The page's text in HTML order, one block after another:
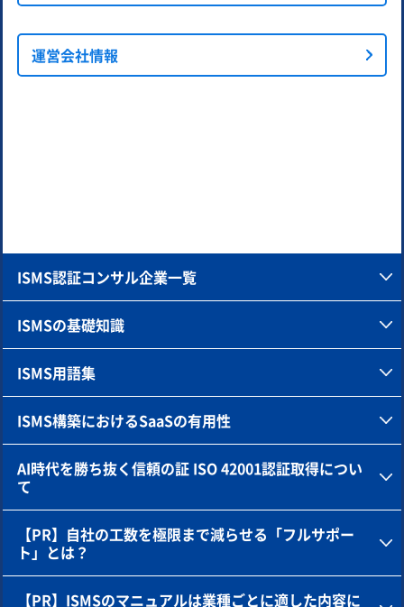
運営会社情報
ISMS認証コンサル企業一覧
ISMSの基礎知識
ISMS用語集
ISMS構築におけるSaaSの有用性
AI時代を勝ち抜く信頼の証 ISO 42001認証取得につい
て
【PR】自社の工数を極限まで減らせる「フルサポー
ト」とは？
【PR】ISMSのマニュアルは業種ごとに適した内容に